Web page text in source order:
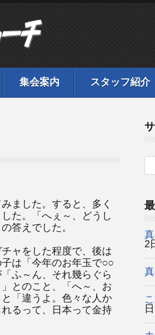
集会案内 スタッフ紹介
ました。すると、多く
た。「へぇ～、どうし
答えでした。
ャをした程度で、後は
は「今年のお年玉で○○
ふ～ん、それ幾らぐら
とのこと、「へ～、お
「違うよ。色々な人か
るって、日本って金持
2
日